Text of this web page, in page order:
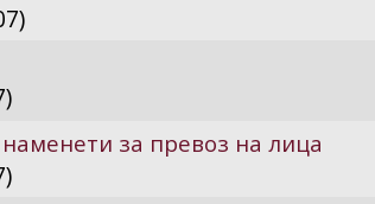
за превоз на лица